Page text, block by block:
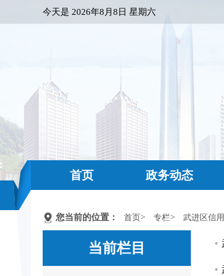
今天是 2026年8月8日 星期六
首页 政务动态
您当前的位置： 首页> 专栏> 武进区信
当前栏目